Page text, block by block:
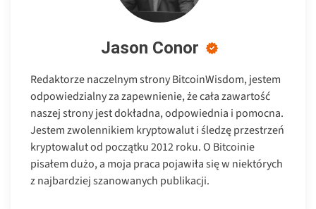
Jason Conor
Redaktorze naczelnym strony BitcoinWisdom, jestem
odpowiedzialny za zapewnienie, że cała zawartość
naszej strony jest dokładna, odpowiednia i pomocna.
Jestem zwolennikiem kryptowalut i śledzę przestrzeń
kryptowalut od początku 2012 roku. O Bitcoinie
pisałem dużo, a moja praca pojawiła się w niektórych
z najbardziej szanowanych publikacji.